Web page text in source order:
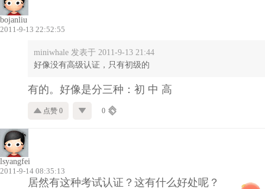
bojanliu
2011-9-13 22:52:55
miniwhale 发表于 2011-9-13 21:44
好像没有高级认证，只有初级的
有的。好像是分三种：初 中 高
点赞 0 0
lsyangfei
2011-9-14 08:35:13
居然有这种考试认证？这有什么好处呢？